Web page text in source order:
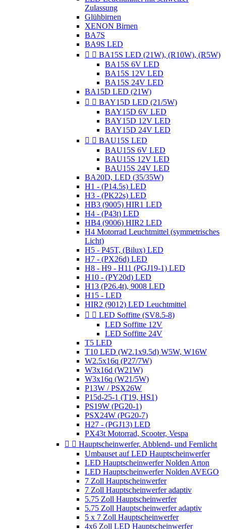
Zulassung
Glühbirnen
XENON Birnen
BA7S
BA9S LED
  BA15S LED (21W), (R10W), (R5W)
BA15S 6V LED
BA15S 12V LED
BA15S 24V LED
BA15D LED (21W)
  BAY15D LED (21/5W)
BAY15D 6V LED
BAY15D 12V LED
BAY15D 24V LED
  BAU15S LED
BAU15S 6V LED
BAU15S 12V LED
BAU15S 24V LED
BA20D, LED (35/35W)
H1 - (P14.5s) LED
H3 - (PK22s) LED
HB3 (9005) HIR1 LED
H4 - (P43t) LED
HB4 (9006) HIR2 LED
H4 Motorrad Leuchtmittel (symmetrisches
Licht)
H5 - P45T, (Bilux) LED
H7 - (PX26d) LED
H8 - H9 - H11 (PGJ19-1) LED
H10 - (PY20d) LED
H13 (P26.4t), 9008 LED
H15 - LED
HIR2 (9012) LED Leuchtmittel
  LED Soffitte (SV8.5-8)
LED Soffitte 12V
LED Soffitte 24V
T5 LED
T10 LED (W2.1x9.5d) W5W, W16W
W2.5x16q (P27/7W)
W3x16d (W21W)
W3x16q (W21/5W)
P13W / PSX26W
P15d-25-1 (T19, HS1)
PS19W (PG20-1)
PSX24W (PG20-7)
H27 - (PGJ13) LED
PX43t Motorrad, Scooter, Vespa
  Hauptscheinwerfer, Abblend- und Fernlicht
Umbauset auf LED Hauptscheinwerfer
LED Hauptscheinwerfer Nolden Arton
LED Hauptscheinwerfer Nolden AVEGO
7 Zoll Hauptscheinwerfer
7 Zoll Hauptscheinwerfer adaptiv
5.75 Zoll Hauptscheinwerfer
5.75 Zoll Hauptscheinwerfer adaptiv
5 x 7 Zoll Hauptscheinwerfer
4x6 Zoll LED Hauptscheinwerfer